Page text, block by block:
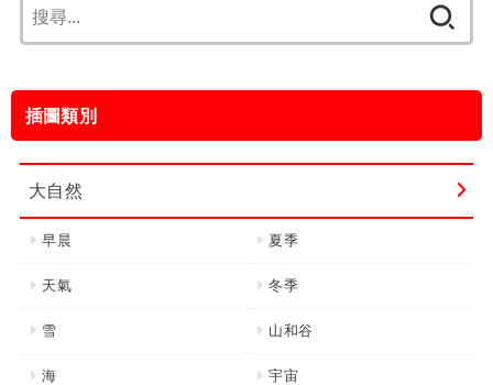
尋
字:
插圖類別
大自然
早晨 夏季
天氣 冬季
雪 山和谷
海 宇宙